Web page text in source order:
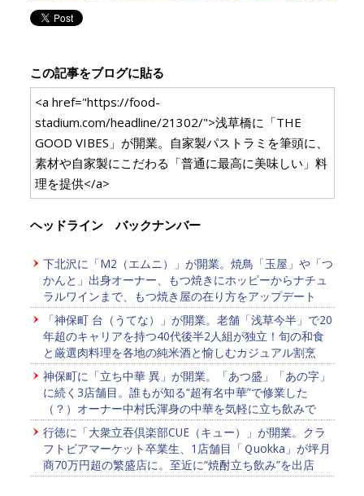
この記事をブログに貼る
<a href="https://food-
stadium.com/headline/21302/">浅草橋に「THE
GOOD VIBES」が開業。自家製パストラミを筆頭に、
素材や自家製にこだわる「普通に最高に美味しい」料
理を提供</a>
ヘッドライン バックナンバー
下北沢に「M2（エムニ）」が開業。焼鳥「玉屋」や「つ
かんと」出身オーナー、もつ焼きにホッピーからナチュ
ラルワインまで、もつ焼き屋の在り方をアップデート
「神保町 台（うてな）」が開業。老舗「浅草今半」で20
年超のキャリアを持つ40代後半2人組が独立！旬の和食
と厳選肉料理を各地の純米酒と愉しむカジュアル割烹
神保町に「立ち中華 異」が開業。「あつ盛」「あの字」
に続く3店舗目。誰もが知る“超有名中華”で修業した
（？）オーナー中村氏渾身の中華を気軽に立ち飲みで
行徳に「大衆立吞倶楽部CUE（キュー）」が開業。クラ
フトビアマーケット卒業生、1店舗目「Ｑuokka」が坪月
商70万円超の繁盛店に。至近に“焼酎立ち飲み”を出店